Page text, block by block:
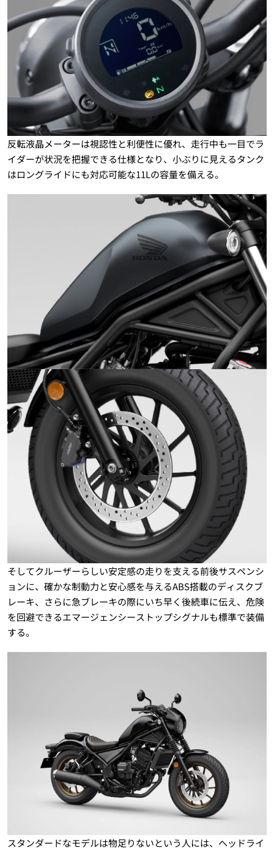
反転液晶メーターは視認性と利便性に優れ、走行中も一目でラ
イダーが状況を把握できる仕様となり、小ぶりに見えるタンク
はロングライドにも対応可能な11Lの容量を備える。
そしてクルーザーらしい安定感の走りを支える前後サスペンシ
ョンに、確かな制動力と安心感を与えるABS搭載のディスクブ
レーキ、さらに急ブレーキの際にいち早く後続車に伝え、危険
を回避できるエマージェンシーストップシグナルも標準で装備
する。
スタンダードなモデルは物足りないという人には、ヘッドライ